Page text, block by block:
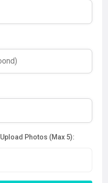
Upload Photos (Max 5):